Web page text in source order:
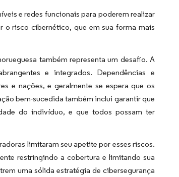
e redes funcionais para poderem realizar
o risco cibernético, que em sua forma mais
também representa um desafio. A
e integrados. Dependências e
e nações, e geralmente se espera que os
bem-sucedida também inclui garantir que
do indivíduo, e que todos possam ter
limitaram seu apetite por esses riscos.
restringindo a cobertura e limitando sua
uma sólida estratégia de cibersegurança